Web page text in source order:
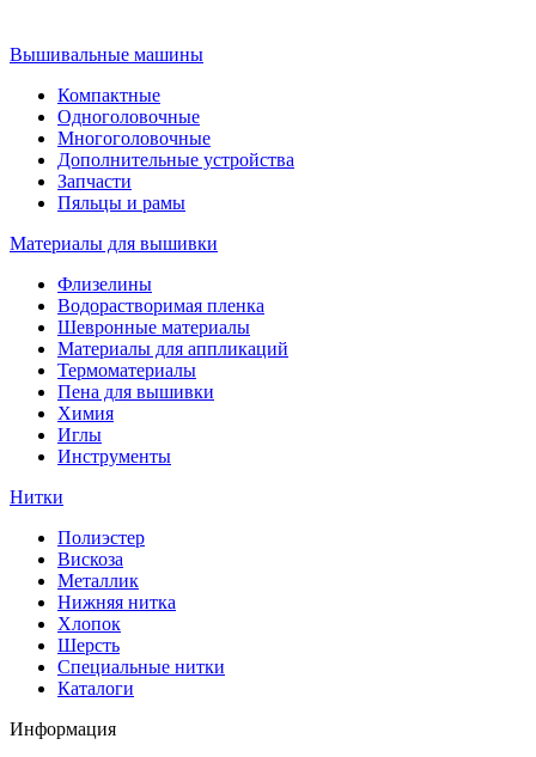
Вышивальные машины
Компактные
Одноголовочные
Многоголовочные
Дополнительные устройства
Запчасти
Пяльцы и рамы
Материалы для вышивки
Флизелины
Водорастворимая пленка
Шевронные материалы
Материалы для аппликаций
Термоматериалы
Пена для вышивки
Химия
Иглы
Инструменты
Нитки
Полиэстер
Вискоза
Металлик
Нижняя нитка
Хлопок
Шерсть
Специальные нитки
Каталоги
Информация